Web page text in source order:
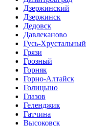
Дзержинский
Дзержинск
Дедовск
Давлеканово
Гусь-Хрустальный
Грязи
Грозный
Горняк
Горно-Алтайск
Голицыно
Глазов
Геленджик
Гатчина
Высоковск